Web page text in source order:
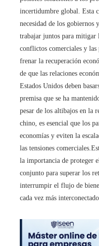
incertidumbre global. Esta
necesidad de los gobiernos
trabajar juntos para mitigar
conflictos comerciales y
frenar la recuperación
de que las relaciones
Estados Unidos deben
premisa que se ha
pesar de los altibajos en la
chino, es esencial que los
economías y eviten la
las tensiones
la importancia de proteger
conjunto para superar los
interrumpir el flujo de
cada vez más